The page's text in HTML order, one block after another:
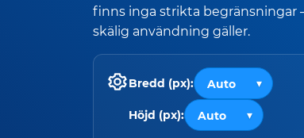
finns inga strikta begränsningar
skälig användning gäller.
Bredd (px):
Höjd (px):